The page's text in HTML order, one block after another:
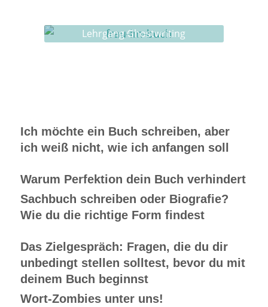
Lehrgang Ghostwriting
Ich möchte ein Buch schreiben, aber
ich weiß nicht, wie ich anfangen soll
Warum Perfektion dein Buch verhindert
Sachbuch schreiben oder Biografie?
Wie du die richtige Form findest
Das Zielgespräch: Fragen, die du dir
unbedingt stellen solltest, bevor du mit
deinem Buch beginnst
Wort-Zombies unter uns!